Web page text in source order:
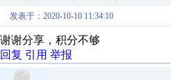
发表于：2020-10-10 11:34:10
谢谢分享，积分不够
回复 引用 举报